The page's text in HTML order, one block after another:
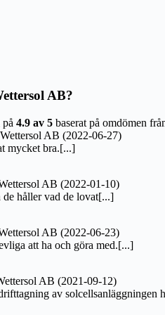
AB?
4.9 av 5 baserat på omdömen
AB (2022-06-27)
mycket bra.[...]
AB (2022-01-10)
håller vad de lovat[...]
AB (2022-06-23)
att ha och göra med.[...]
AB (2021-09-12)
av solcellsanläggningen